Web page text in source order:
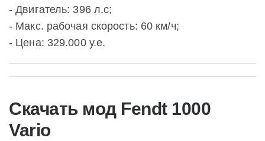
- Двигатель: 396 л.с;
- Макс. рабочая скорость: 60 км/ч;
- Цена: 329.000 у.е.
Скачать мод Fendt 1000
Vario